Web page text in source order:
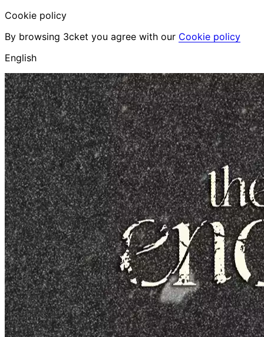
Cookie policy
By browsing 3cket you agree with our Cookie policy
English